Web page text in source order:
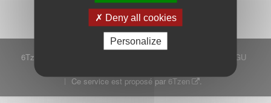
Deny all cookies
Personalize
6Tzen ©2015 - Tous droits réservés
CGU
Ce service est proposé par6Tzen .